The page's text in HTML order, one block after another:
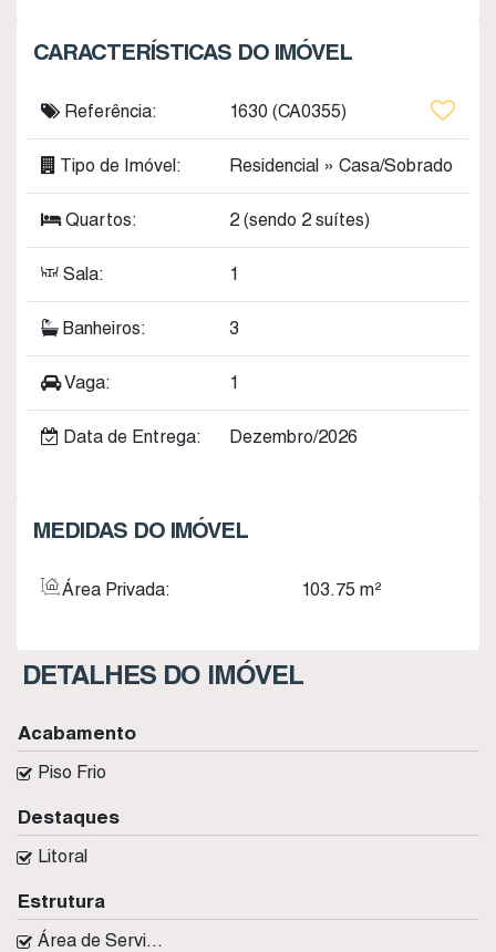
CARACTERÍSTICAS DO IMÓVEL
Referência: 1630 (CA0355)
Tipo de Imóvel: Residencial » Casa/Sobrado
Quartos: 2 (sendo 2 suítes)
Sala: 1
Banheiros: 3
Vaga: 1
Data de Entrega: Dezembro/2026
MEDIDAS DO IMÓVEL
Área Privada: 103.75 m²
DETALHES DO IMÓVEL
Destaques
Litoral
Acabamento
Piso Frio
Estrutura
Área de Serviço